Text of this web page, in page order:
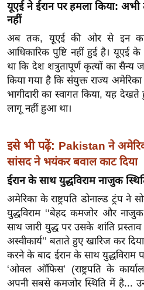
ग
त
ऑ
टो
व
र्ल्ड
न्यू
ब्री
फ
म
नो
रं
ज
न
ज
ग
त
यूएई ने ईरान पर हमला किया:
नहीं
अब तक, यूएई की ओर से इन
आधिकारिक पुष्टि नहीं हुई है। यूएई
था कि देश शत्रुतापूर्ण कृत्यों का सैन्य
किया गया है कि संयुक्त राज्य अमेरिका
भागीदारी का स्वागत किया, यह
लागू नहीं हुआ था।
इसे भी पढ़ें: Pakistan ने
सांसद ने भयंकर बवाल काट दिया
ईरान के साथ युद्धविराम नाजुक
अमेरिका के राष्ट्रपति डोनाल्ड ट्रंप ने
युद्धविराम ‘‘बेहद कमजोर और
साथ जारी युद्ध पर उसके शांति
अस्वीकार्य’’ बताते हुए खारिज कर
करने के बाद ईरान के साथ
‘ओवल ऑफिस’ (राष्ट्रपति के
अपनी सबसे कमजोर स्थिति में है...